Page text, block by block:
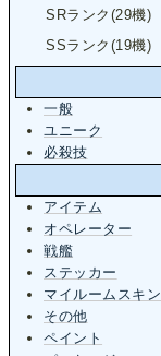
SRランク(29機)
SSランク(19機)
一般
ユニーク
必殺技
アイテム
オペレーター
戦艦
ステッカー
マイルームスキン
その他
ペイント